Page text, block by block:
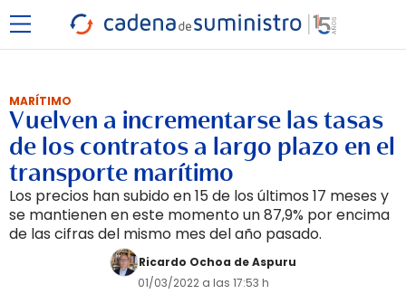
MARÍTIMO
Vuelven a incrementarse las tasas
de los contratos a largo plazo en el
transporte marítimo
Los precios han subido en 15 de los últimos 17 meses y
se mantienen en este momento un 87,9% por encima
de las cifras del mismo mes del año pasado.
Ricardo Ochoa de Aspuru
01/03/2022 a las 17:53 h